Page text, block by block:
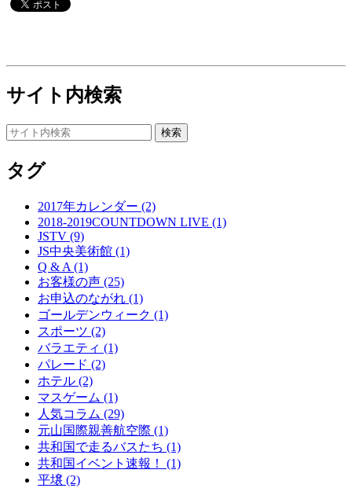
サイト内検索
タグ
2017年カレンダー (2)
2018-2019COUNTDOWN LIVE (1)
JSTV (9)
JS中央美術館 (1)
Q & A (1)
お客様の声 (25)
お申込のながれ (1)
ゴールデンウィーク (1)
スポーツ (2)
バラエティ (1)
パレード (2)
ホテル (2)
マスゲーム (1)
人気コラム (29)
元山国際親善航空際 (1)
共和国で走るバスたち (1)
共和国イベント速報！ (1)
平壌 (2)